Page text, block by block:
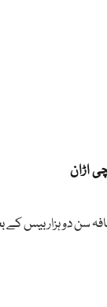
اڑان
قدر میں 6.6 فیصد اضافہ سن دو ہزار